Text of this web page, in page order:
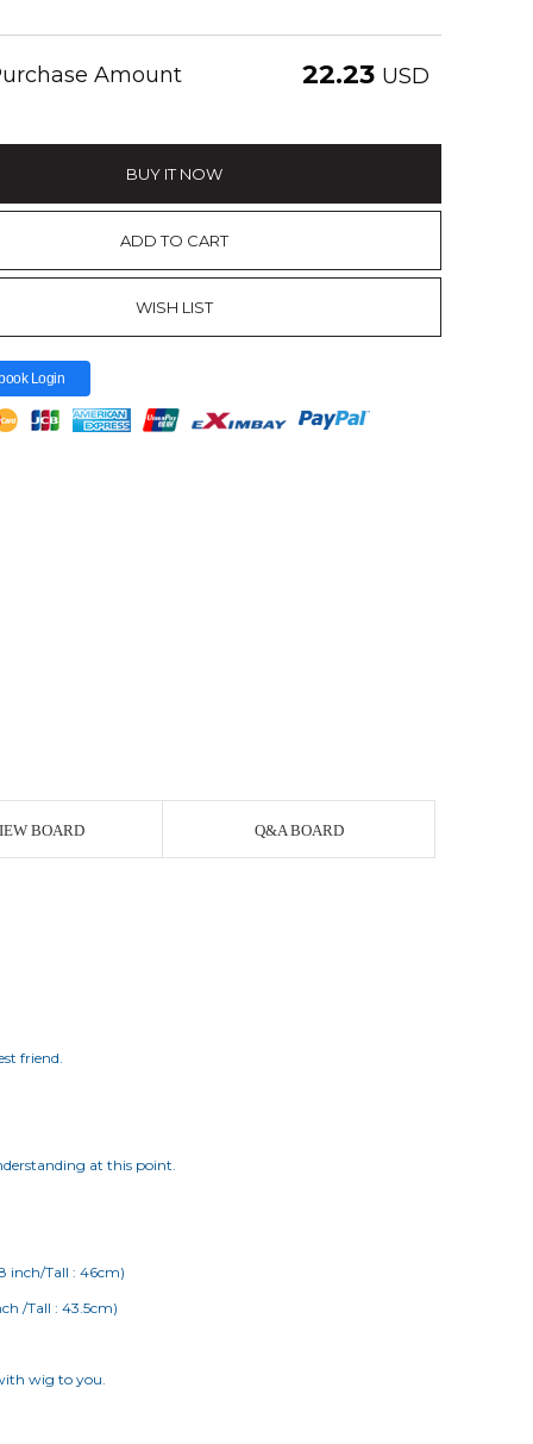
Amount 22.23 USD
BUY IT NOW
ADD TO CART
WISH LIST
Login
BOARD Q&A BOARD
friend.
at this point.
/Tall : 43.5cm)